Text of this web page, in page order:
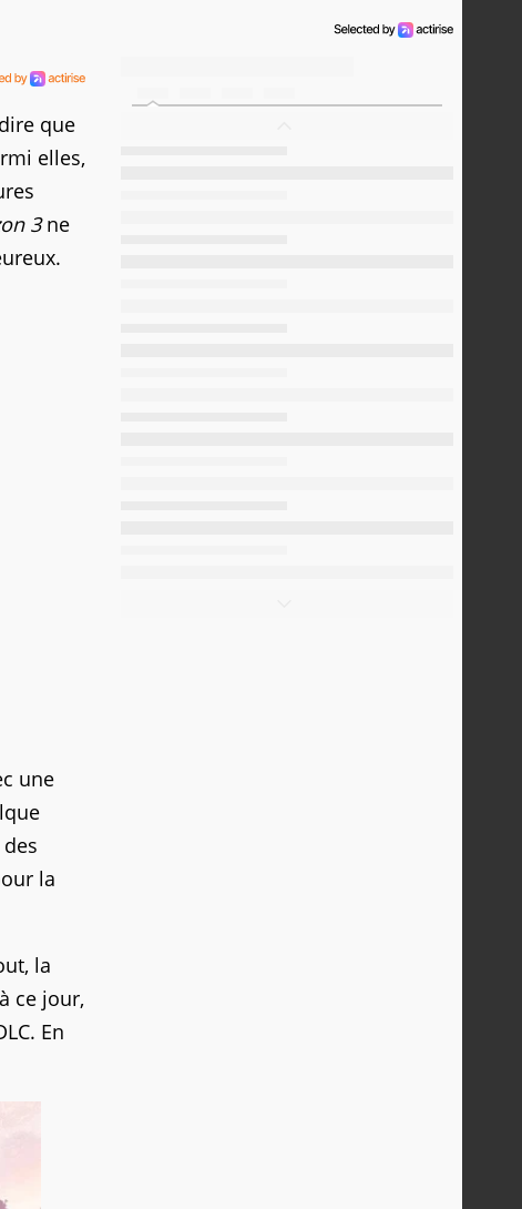
que
elles,
3ne
une
la
la
ce jour,
En